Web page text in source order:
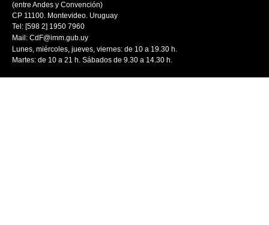
(entre Andes y Convención)
CP 11100. Montevideo. Uruguay
Tel: [598 2] 1950 7960
Mail: CdF@imm.gub.uy
Lunes, miércoles, jueves, viernes: de 10 a 19.30 h.
Martes: de 10 a 21 h. Sábados de 9.30 a 14.30 h.